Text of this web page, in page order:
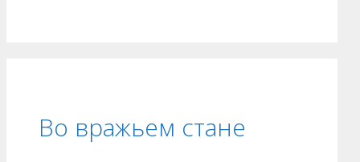
Во вражьем стане